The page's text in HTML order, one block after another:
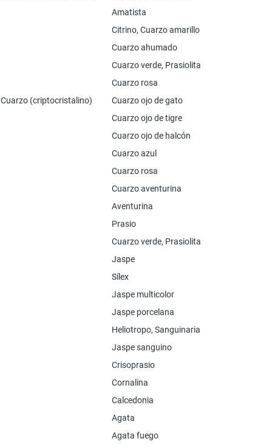
Amatista
Citrino, Cuarzo amarillo
Cuarzo ahumado
Cuarzo verde, Prasiolita
Cuarzo rosa
Cuarzo (criptocristalino)
Cuarzo ojo de gato
Cuarzo ojo de tigre
Cuarzo ojo de halcón
Cuarzo azul
Cuarzo rosa
Cuarzo aventurina
Aventurina
Prasio
Cuarzo verde, Prasiolita
Jaspe
Sílex
Jaspe multicolor
Jaspe porcelana
Heliotropo, Sanguinaria
Jaspe sanguino
Crisoprasio
Cornalina
Calcedonia
Agata
Agata fuego